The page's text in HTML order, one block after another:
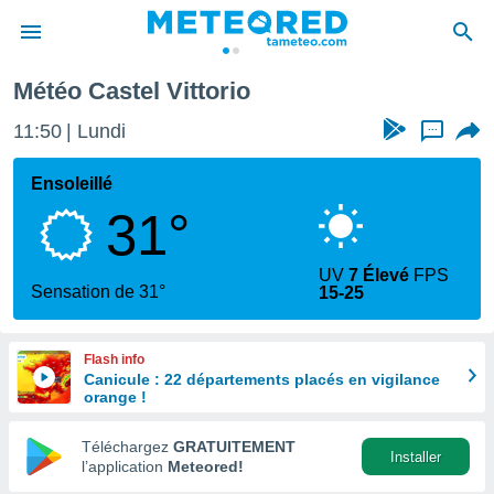
de
Météo Castel Vittorio
11:50 Lundi ...
Ensoleillé
31°
Sensation de 31°
UV7 Élevé FPS
15-25
Flash info
Canicule : 22 départements placés en vigilance
orange !
Téléchargez GRATUITEMENT
l’application Meteored!
Installer